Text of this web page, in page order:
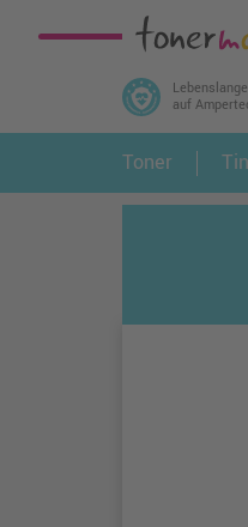
auf
In 3
und alle dazu
Toner